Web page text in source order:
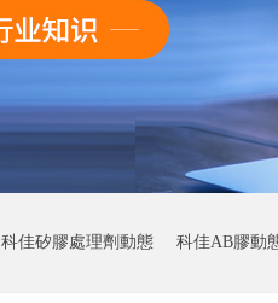
科佳矽膠處理劑動態 科佳AB膠動